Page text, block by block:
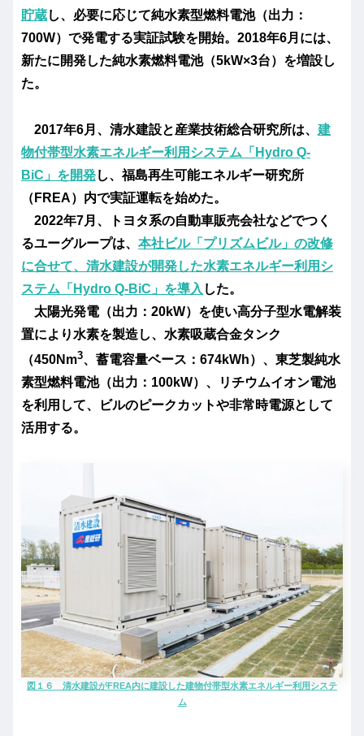
貯蔵し、必要に応じて純水素型燃料電池（出力：
700W）で発電する実証試験を開始。 2018年6月には、
新たに開発した純水素燃料電池（5kW×3台）を増設し
た。
2017年6月、清水建設と産業技術総合研究所は、 建
物付帯型水素エネルギー利用システム「Hydro Q-
BiC」を開発し、福島再生可能エネルギー研究所
（FREA）内で実証運転を始めた。
2022年7月、トヨタ系の自動車販売会社などでつく
るユーグループは、 本社ビル「プリズムビル」の改修
に合せて、清水建設が開発した水素エネルギー利用シ
ステム「Hydro Q-BiC」を導入 した。
太陽光発電（出力：20kW）を使い高分子型水電解装
置により水素を製造し、水素吸蔵合金タンク
（450Nm3、蓄電容量ベース：674kWh）、東芝製純水
素型燃料電池（出力：100kW）、リチウムイオン電池
を利用して、ビルのピークカットや非常時電源として
活用する。
図１６ 清水建設がFREA内に建設した建物付帯型水素エネルギー利用システ
ム